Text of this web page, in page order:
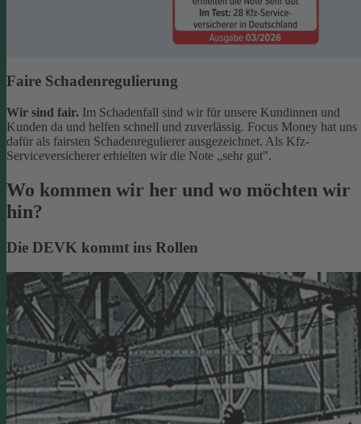
Faire Schadenregulierung
Wir sind fair. Im Schadenfall sind wir für unsere Kundinnen und
Kunden da und helfen schnell und zuverlässig. Focus Money hat uns
dafür als fairsten Schadenregulierer ausgezeichnet. Als Kfz-
Serviceversicherer erhielten wir die Note „sehr gut".
Wo kommen wir her und wo möchten wir
hin?
Die DEVK kommt ins Rollen